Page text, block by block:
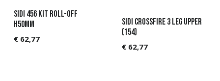
Sidi 456 KIT Roll-Off
H50mm
€ 62,77
Sidi Crossfire 3 Leg Upper
(154)
€ 62,77